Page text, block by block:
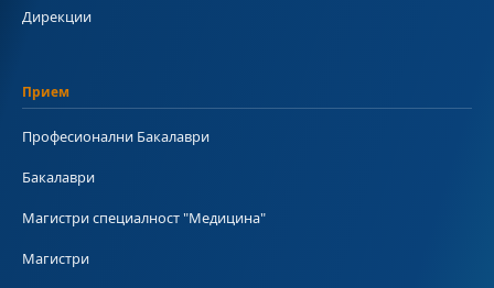
Дирекции
Прием
Професионални Бакалаври
Бакалаври
Магистри специалност "Медицина"
Магистри